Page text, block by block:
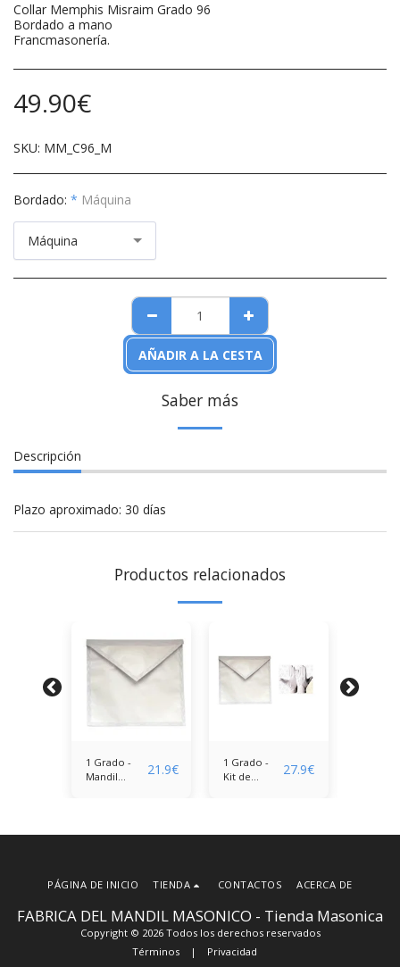
Collar Memphis Misraim Grado 96
Bordado a mano
Francmasonería.
49.90€
SKU: MM_C96_M
Bordado: * Máquina
Máquina
AÑADIR A LA CESTA
Saber más
Descripción
Plazo aproximado: 30 días
Productos relacionados
1 Grado -
Mandil
21.9€
1 Grado -
Kit de
27.9€
FABRICA DEL MANDIL MASONICO - Tienda Masonica
Copyright © 2026 Todos los derechos reservados
Términos | Privacidad
PÁGINA DE INICIO TIENDA CONTACTOS ACERCA DE